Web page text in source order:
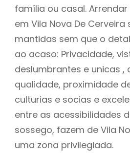
família ou casal.
em Vila Nova De
mantidas sem que o
ao acaso: Privacidade,
deslumbrantes e unicas
qualidade, proximidade
culturias e socias e
entre as acessibilidades
sossego, fazem de Vila
uma zona privilegiada.